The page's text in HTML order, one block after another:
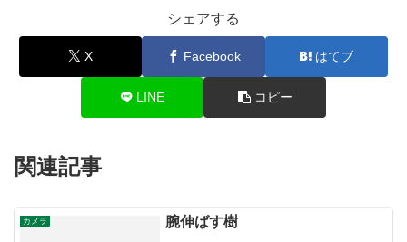
シェアする
X Facebook はてブ
LINE コピー
関連記事
カメラ 腕伸ばす樹